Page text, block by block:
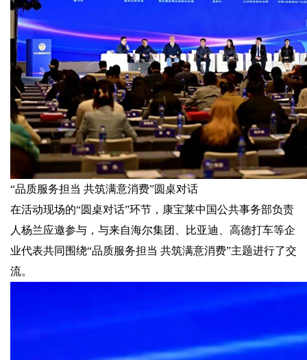
“品质服务担当 共筑满意消费”圆桌对话
在活动现场的“圆桌对话”环节，康宝莱中国公共事务部负责
人杨兰应邀参与，与来自海尔集团、比亚迪、高德打车等企
业代表共同围绕“品质服务担当 共筑满意消费”主题进行了交
流。